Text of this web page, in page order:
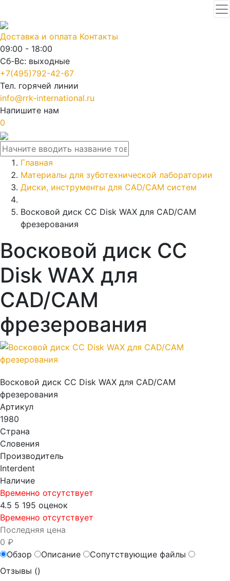
Доставка и оплата Контакты
09:00 - 18:00
Сб-Вс: выходные
+7(495)792-42-67
Тел. горячей линии
info@rrk-international.ru
Напишите нам
0
Главная
Материалы для зуботехнической лаборатории
Диски, инструменты для CAD/CAM систем
Восковой диск CC Disk WAX для CAD/CAM
фрезерования
Восковой диск CC
Disk WAX для
CAD/CAM
фрезерования
Восковой диск CC Disk WAX для CAD/CAM
фрезерования
Артикул
1980
Страна
Словения
Производитель
Interdent
Наличие
Временно отсутствует
4.5 5 195 оценок
Временно отсутствует
Последняя цена
0 ₽
Обзор
Описание
Сопутствующие файлы
Отзывы ()